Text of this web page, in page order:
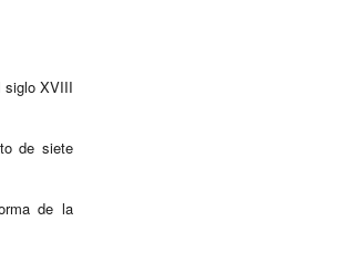
siglo XVIII
de siete
de la